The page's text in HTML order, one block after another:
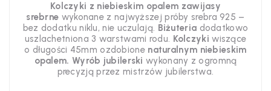
Kolczyki z niebieskim opalem zawijasy
srebrne wykonane z najwyższej próby srebra 925 –
bez dodatku niklu, nie uczulają. Biżuteria dodatkowo
uszlachetniona 3 warstwami rodu. Kolczyki wiszące
o długości 45mm ozdobione naturalnym niebieskim
opalem. Wyrób jubilerski wykonany z ogromną
precyzjąprzez mistrzów jubilerstwa.